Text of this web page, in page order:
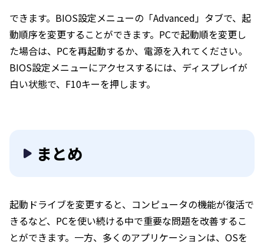
できます。BIOS設定メニューの「Advanced」タブで、起
動順序を変更することができます。PCで起動順を変更し
た場合は、PCを再起動するか、電源を入れてください。
BIOS設定メニューにアクセスするには、ディスプレイが
白い状態で、F10キーを押します。
まとめ
起動ドライブを変更すると、コンピュータの機能が復活で
きるなど、PCを使い続ける中で重要な問題を改善するこ
とができます。一方、多くのアプリケーションは、OSを